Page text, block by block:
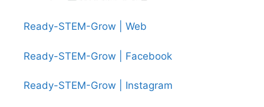
Ready-STEM-Grow | Web
Ready-STEM-Grow | Facebook
Ready-STEM-Grow | Instagram